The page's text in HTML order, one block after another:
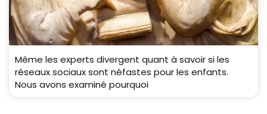
Même les experts divergent quant à savoir si les
réseaux sociaux sont néfastes pour les enfants.
Nous avons examiné pourquoi